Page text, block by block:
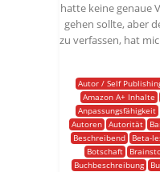
hatte keine genaue
gehen sollte, aber
zu verfassen, hat
Autor / Self
Amazon A+ Inhalte
Anpassungsfähigkeit
Autoren
Autorität
Beschreibend
Beta-
Botschaft
Buchbeschreibung